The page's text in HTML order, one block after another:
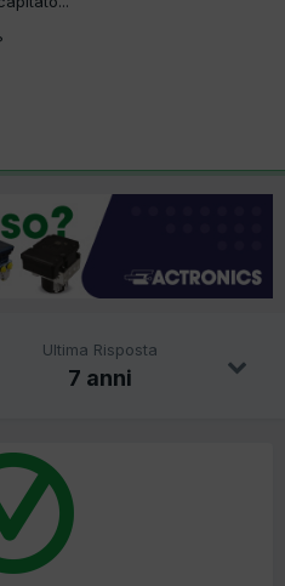
Ultima Risposta
7 anni